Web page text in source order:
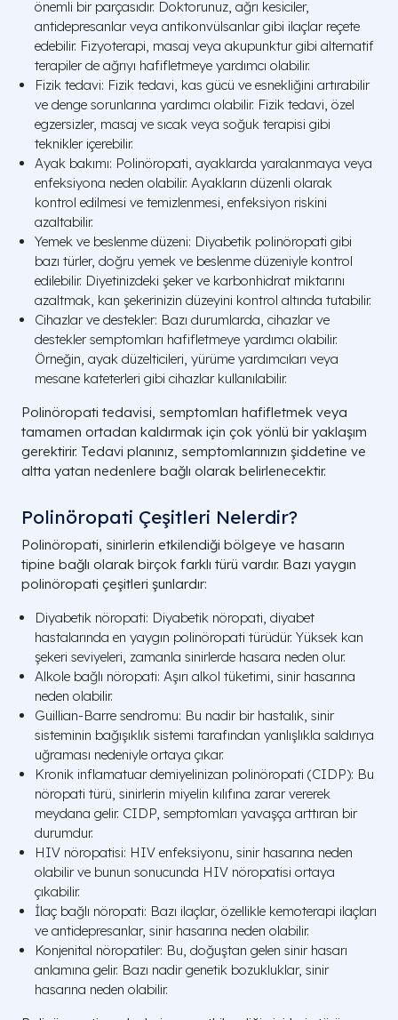
önemli bir parçasıdır. Doktorunuz, ağrı kesiciler,
antidepresanlar veya antikonvülsanlar gibi ilaçlar reçete
edebilir. Fizyoterapi, masaj veya akupunktur gibi alternatif
terapiler de ağrıyı hafifletmeye yardımcı olabilir.
Fizik tedavi: Fizik tedavi, kas gücü ve esnekliğini artırabilir
ve denge sorunlarına yardımcı olabilir. Fizik tedavi, özel
egzersizler, masaj ve sıcak veya soğuk terapisi gibi
teknikler içerebilir.
Ayak bakımı: Polinöropati, ayaklarda yaralanmaya veya
enfeksiyona neden olabilir. Ayakların düzenli olarak
kontrol edilmesi ve temizlenmesi, enfeksiyon riskini
azaltabilir.
Yemek ve beslenme düzeni: Diyabetik polinöropati gibi
bazı türler, doğru yemek ve beslenme düzeniyle kontrol
edilebilir. Diyetinizdeki şeker ve karbonhidrat miktarını
azaltmak, kan şekerinizin düzeyini kontrol altında tutabilir.
Cihazlar ve destekler: Bazı durumlarda, cihazlar ve
destekler semptomları hafifletmeye yardımcı olabilir.
Örneğin, ayak düzelticileri, yürüme yardımcıları veya
mesane kateterleri gibi cihazlar kullanılabilir.
Polinöropati tedavisi, semptomları hafifletmek veya
tamamen ortadan kaldırmak için çok yönlü bir yaklaşım
gerektirir. Tedavi planınız, semptomlarınızın şiddetine ve
altta yatan nedenlere bağlı olarak belirlenecektir.
Polinöropati Çeşitleri Nelerdir?
Polinöropati, sinirlerin etkilendiği bölgeye ve hasarın
tipine bağlı olarak birçok farklı türü vardır. Bazı yaygın
polinöropati çeşitleri şunlardır:
Diyabetik nöropati: Diyabetik nöropati, diyabet
hastalarında en yaygın polinöropati türüdür. Yüksek kan
şekeri seviyeleri, zamanla sinirlerde hasara neden olur.
Alkole bağlı nöropati: Aşırı alkol tüketimi, sinir hasarına
neden olabilir.
Guillian-Barre sendromu: Bu nadir bir hastalık, sinir
sisteminin bağışıklık sistemi tarafından yanlışlıkla saldırıya
uğraması nedeniyle ortaya çıkar.
Kronik inflamatuar demiyelinizan polinöropati (CIDP): Bu
nöropati türü, sinirlerin miyelin kılıfına zarar vererek
meydana gelir. CIDP, semptomları yavaşça arttıran bir
durumdur.
HIV nöropatisi: HIV enfeksiyonu, sinir hasarına neden
olabilir ve bunun sonucunda HIV nöropatisi ortaya
çıkabilir.
İlaç bağlı nöropati: Bazı ilaçlar, özellikle kemoterapi ilaçları
ve antidepresanlar, sinir hasarına neden olabilir.
Konjenital nöropatiler: Bu, doğuştan gelen sinir hasarı
anlamına gelir. Bazı nadir genetik bozukluklar, sinir
hasarına neden olabilir.